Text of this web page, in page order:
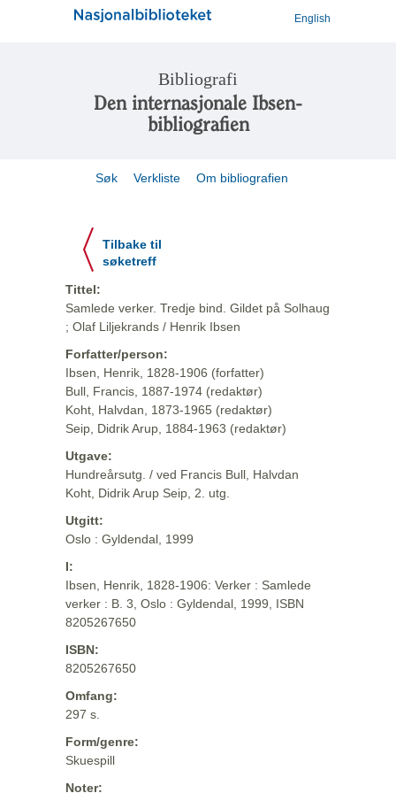
English
Bibliografi
Den internasjonale Ibsen-
bibliografien
Søk Verkliste Om bibliografien
Tilbake til
søketreff
Tittel:
Samlede verker. Tredje bind. Gildet på Solhaug
; Olaf Liljekrands / Henrik Ibsen
Forfatter/person:
Ibsen, Henrik, 1828-1906 (forfatter)
Bull, Francis, 1887-1974 (redaktør)
Koht, Halvdan, 1873-1965 (redaktør)
Seip, Didrik Arup, 1884-1963 (redaktør)
Utgave:
Hundreårsutg. / ved Francis Bull, Halvdan
Koht, Didrik Arup Seip, 2. utg.
Utgitt:
Oslo : Gyldendal, 1999
I:
Ibsen, Henrik, 1828-1906: Verker : Samlede
verker : B. 3, Oslo : Gyldendal, 1999, ISBN
8205267650
ISBN:
8205267650
Omfang:
297 s.
Form/genre:
Skuespill
Noter: